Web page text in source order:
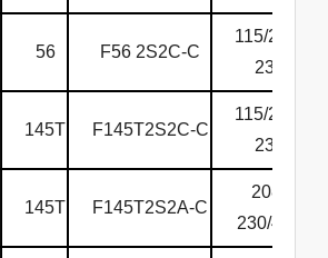
56 F56 2S2C-C
115/208-
230
145T F145T2S2C-C
115/208-
230
145T F145T2S2A-C
208-
230/460